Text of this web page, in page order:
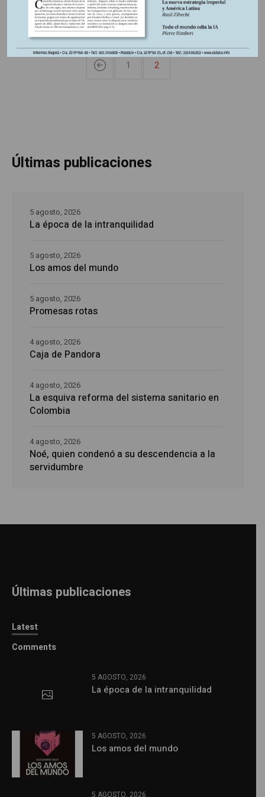
1 2
Últimas publicaciones
La época de la intranquilidad
5 agosto, 2026
Los amos del mundo
5 agosto, 2026
Promesas rotas
5 agosto, 2026
Caja de Pandora
4 agosto, 2026
La esquiva reforma del sistema sanitario en
Colombia
4 agosto, 2026
Noé, quien condenó a su descendencia a la
servidumbre
4 agosto, 2026
Últimas publicaciones
Latest
Comments
5 AGOSTO, 2026
La época de la intranquilidad
5 AGOSTO, 2026
Los amos del mundo